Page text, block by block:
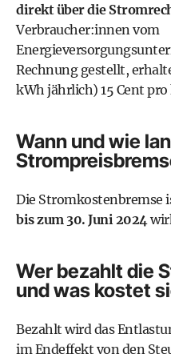
direkt über die
Verbraucher:innen vom
Rechnung gestellt,
kWh jährlich) 15 Cent
Wann und wie
Die Stromkostenbremse
bis zum 30. Juni 2024
Wer bezahlt die
und was kostet
Bezahlt wird das
im Endeffekt von den